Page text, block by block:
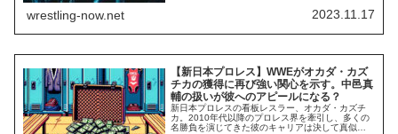
を持つ中、WWEと AEWが有力候補と見なされて
リカ移住やWWEとの契約にも前向きである一方、
wrestling-now.net 2023.11.17
【新日本プロレス】WWEがオカダ・カズ
チカの獲得に再び強い関心を示す。中邑真
輔の扱いが彼へのアピールになる？
新日本プロレスの看板レスラー、オカダ・カズチ
カ。2010年代以降のプロレス界を牽引し、多くの
名勝負を演じてきた彼のキャリアは決して真似で